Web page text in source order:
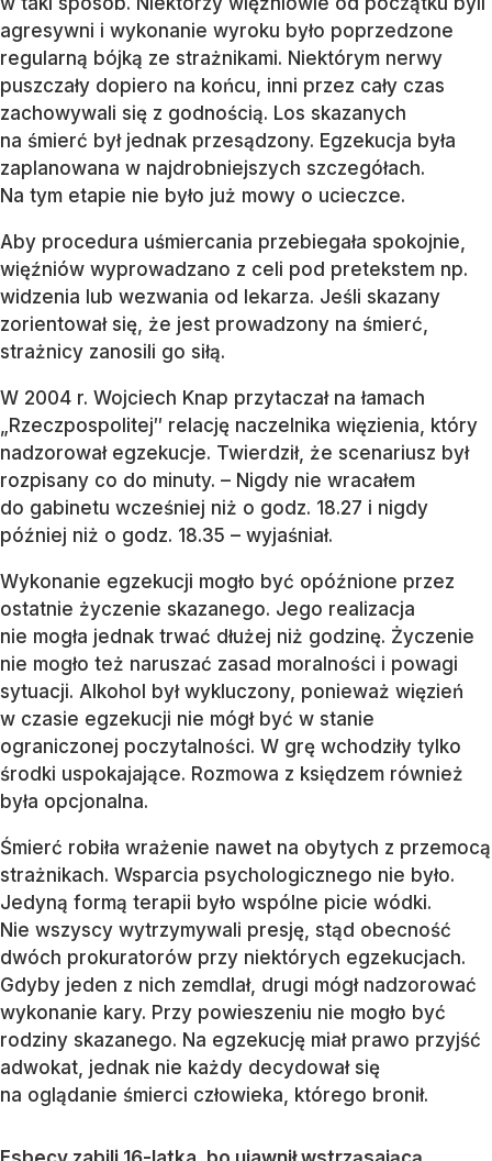
agresywni i wykonanie wyroku było poprzedzone
regularną bójką ze strażnikami. Niektórym nerwy
puszczały dopiero na końcu, inni przez cały czas
zachowywali się z godnością. Los skazanych
na śmierć był jednak przesądzony. Egzekucja była
zaplanowana w najdrobniejszych szczegółach.
Na tym etapie nie było już mowy o ucieczce.
Aby procedura uśmiercania przebiegała spokojnie,
więźniów wyprowadzano z celi pod pretekstem np.
widzenia lub wezwania od lekarza. Jeśli skazany
zorientował się, że jest prowadzony na śmierć,
strażnicy zanosili go siłą.
W 2004 r. Wojciech Knap przytaczał na łamach
„Rzeczpospolitej″ relację naczelnika więzienia, który
nadzorował egzekucje. Twierdził, że scenariusz był
rozpisany co do minuty. – Nigdy nie wracałem
do gabinetu wcześniej niż o godz. 18.27 i nigdy
później niż o godz. 18.35 – wyjaśniał.
Wykonanie egzekucji mogło być opóźnione przez
ostatnie życzenie skazanego. Jego realizacja
nie mogła jednak trwać dłużej niż godzinę. Życzenie
nie mogło też naruszać zasad moralności i powagi
sytuacji. Alkohol był wykluczony, ponieważ więzień
w czasie egzekucji nie mógł być w stanie
ograniczonej poczytalności. W grę wchodziły tylko
środki uspokajające. Rozmowa z księdzem również
była opcjonalna.
Śmierć robiła wrażenie nawet na obytych z przemocą
strażnikach. Wsparcia psychologicznego nie było.
Jedyną formą terapii było wspólne picie wódki.
Nie wszyscy wytrzymywali presję, stąd obecność
dwóch prokuratorów przy niektórych egzekucjach.
Gdyby jeden z nich zemdlał, drugi mógł nadzorować
wykonanie kary. Przy powieszeniu nie mogło być
rodziny skazanego. Na egzekucję miał prawo przyjść
adwokat, jednak nie każdy decydował się
na oglądanie śmierci człowieka, którego bronił.